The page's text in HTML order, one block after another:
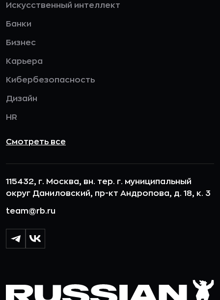
Искусственный интеллект
Банки
Бизнес
Карьера
Кибербезопасность
Дизайн
HR
Смотреть все
115432, г. Москва, вн. тер. г. муниципальный
округ Даниловский, пр-кт Андропова, д. 18, к. 3
team@rb.ru